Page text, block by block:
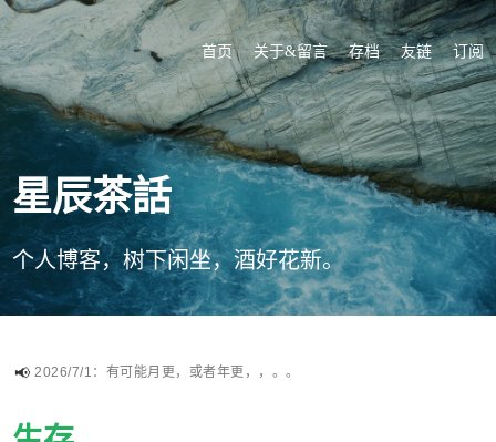
首页 关于&留言 存档 友链 订阅
星辰茶話
个人博客，树下闲坐，酒好花新。
2026/7/1：有可能月更，或者年更，，。。